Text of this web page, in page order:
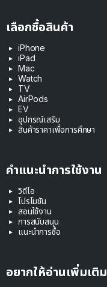
เลือกซื้อสินค้า
iPhone
iPad
Mac
Watch
TV
AirPods
EV
อุปกรณ์เสริม
สินค้าราคาเพื่อการศึกษา
คำแนะนำการใช้งาน
วิดีโอ
โปรโมชัน
สอนใช้งาน
การสนับสนุน
แนะนำการซื้อ
อยากให้อ่านเพิ่มเติม